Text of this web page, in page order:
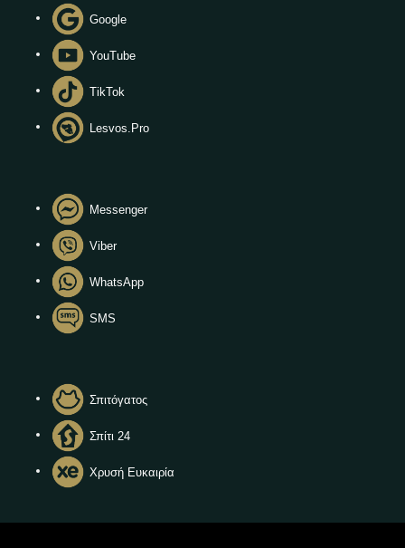
Google
YouTube
TikTok
Lesvos.Pro
Messenger
Viber
WhatsApp
SMS
Σπιτόγατος
Σπίτι 24
Χρυσή Ευκαιρία